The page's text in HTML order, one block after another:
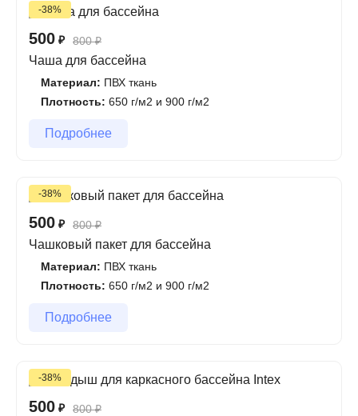
-38%
500 ₽ 800₽
Чаша для бассейна
Материал: ПВХ ткань
Плотность: 650 г/м2 и 900 г/м2
Подробнее
-38%
500 ₽ 800₽
Чашковый пакет для бассейна
Материал: ПВХ ткань
Плотность: 650 г/м2 и 900 г/м2
Подробнее
-38%
500 ₽ 800₽